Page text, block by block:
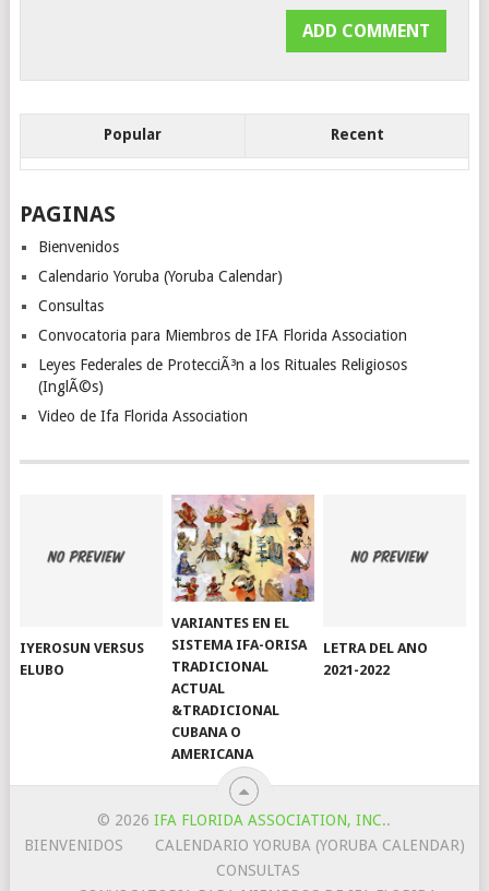
Popular Recent
PAGINAS
Bienvenidos
Calendario Yoruba (Yoruba Calendar)
Consultas
Convocatoria para Miembros de IFA Florida Association
Leyes Federales de ProtecciÃ³n a los Rituales Religiosos
(InglÃ©s)
Video de Ifa Florida Association
IYEROSUN VERSUS
ELUBO
VARIANTES EN EL
SISTEMA IFA-ORISA
TRADICIONAL
ACTUAL
&TRADICIONAL
CUBANA O
AMERICANA
LETRA DEL ANO
2021-2022
© 2026IFA FLORIDA ASSOCIATION, INC..
BIENVENIDOS
CALENDARIO YORUBA (YORUBA CALENDAR)
CONSULTAS